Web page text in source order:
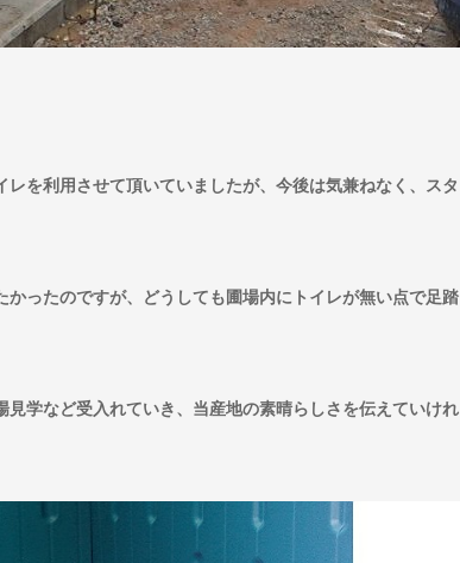
を利用させて頂いていましたが、今後は気兼ねなく、スタ
ったのですが、どうしても圃場内にトイレが無い点で足踏
学など受入れていき、当産地の素晴らしさを伝えていけれ